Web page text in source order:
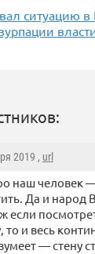
ситуацию в
2019 , url
наш человек
Да и народ
если
и весь
— стену